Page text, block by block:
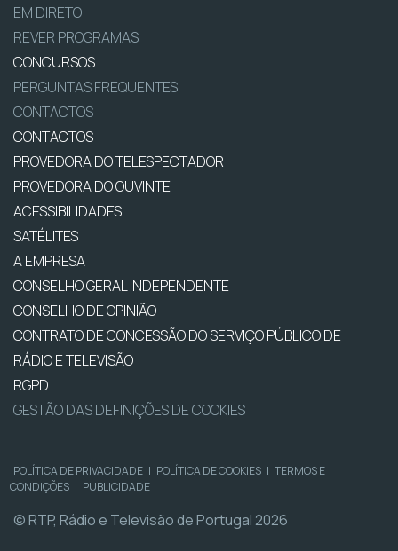
EM DIRETO
REVER PROGRAMAS
CONCURSOS
PERGUNTAS FREQUENTES
CONTACTOS
CONTACTOS
PROVEDORA DO TELESPECTADOR
PROVEDORA DO OUVINTE
ACESSIBILIDADES
SATÉLITES
A EMPRESA
CONSELHO GERAL INDEPENDENTE
CONSELHO DE OPINIÃO
CONTRATO DE CONCESSÃO DO SERVIÇO PÚBLICO DE
RÁDIO E TELEVISÃO
RGPD
GESTÃO DAS DEFINIÇÕES DE COOKIES
POLÍTICA DE PRIVACIDADE | POLÍTICA DE COOKIES | TERMOS E
CONDIÇÕES | PUBLICIDADE
© RTP, Rádio e Televisão de Portugal 2026